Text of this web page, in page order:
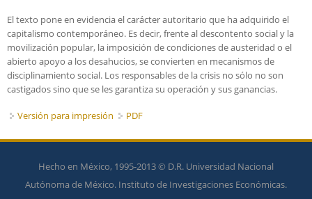
El texto pone en evidencia el carácter autoritario que ha adquirido el
capitalismo contemporáneo. Es decir, frente al descontento social y la
movilización popular, la imposición de condiciones de austeridad o el
abierto apoyo a los desahucios, se convierten en mecanismos de
disciplinamiento social. Los responsables de la crisis no sólo no son
castigados sino que se les garantiza su operación y sus ganancias.
Versión para impresión PDF
Hecho en México, 1995-2013 © D.R. Universidad Nacional
Autónoma de México. Instituto de Investigaciones Económicas.